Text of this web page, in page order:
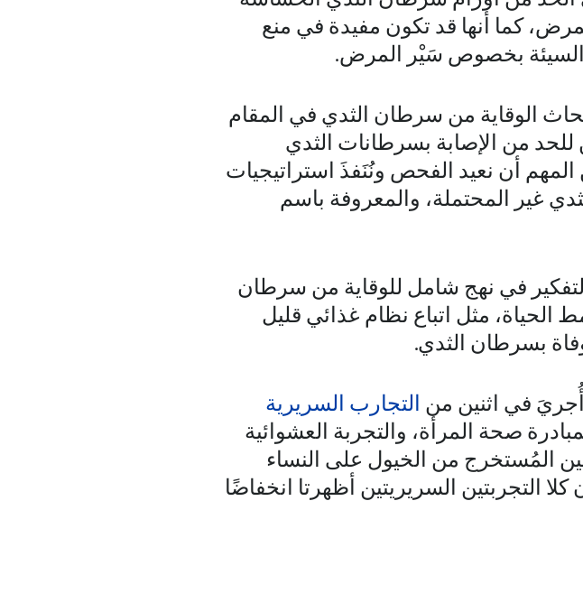
كما أنها قد تكون مفيدة في منع
السيئة بخصوص سَيْر المرض.
الوقاية من سرطان الثدي في المقام
للحد من الإصابة بسرطانات الثدي
أن نعيد الفحص ونُنَفذَ استراتيجيات
غير المحتملة، والمعروفة باسم
في نهج شامل للوقاية من سرطان
الحياة، مثل اتباع نظام غذائي قليل
بسرطان الثدي.
أُجريَ في اثنين من التجارب السريرية
صحة المرأة، والتجربة العشوائية
المُستخرج من الخيول على النساء
التجربتين السريريتين أظهرتا انخفاضًا